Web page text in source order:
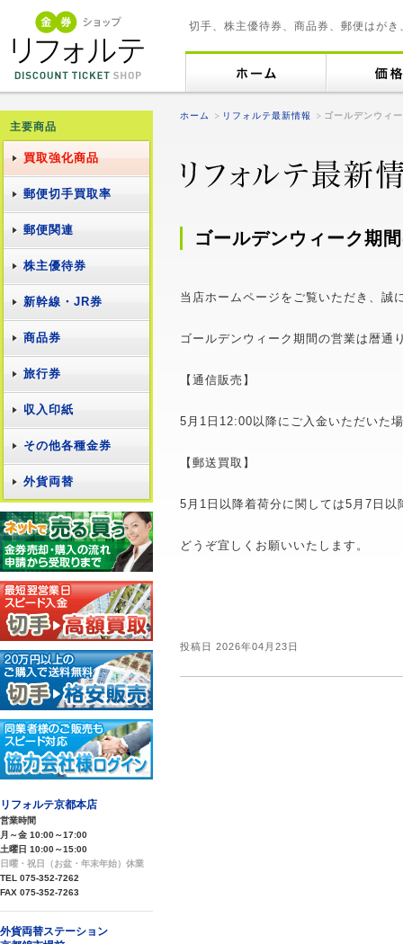
切手、株主優待券、商品券、郵便はがき
ホーム リフォルテ最新情報 ゴールデンウィ
ゴールデンウィーク期
当店ホームページをご覧いただき、誠
ゴールデンウィーク期間の営業は暦通
【通信販売】
5月1日12:00以降にご入金いただいた
【郵送買取】
5月1日以降着荷分に関しては5月7日
どうぞ宜しくお願いいたします。
投稿日 2026年04月23日
主要商品
買取強化商品
郵便切手買取率
郵便関連
株主優待券
新幹線・JR券
商品券
旅行券
収入印紙
その他各種金券
外貨両替
リフォルテ京都本店
営業時間
月～金 10:00～17:00
土曜日 10:00～15:00
日曜・祝日（お盆・年末年始）休業
TEL 075-352-7262
FAX 075-352-7263
外貨両替ステーション